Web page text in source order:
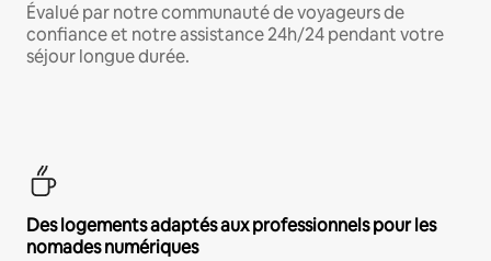
Évalué par notre communauté de voyageurs de
confiance et notre assistance 24h/24 pendant votre
séjour longue durée.
Des logements adaptés aux professionnels pour les
nomades numériques